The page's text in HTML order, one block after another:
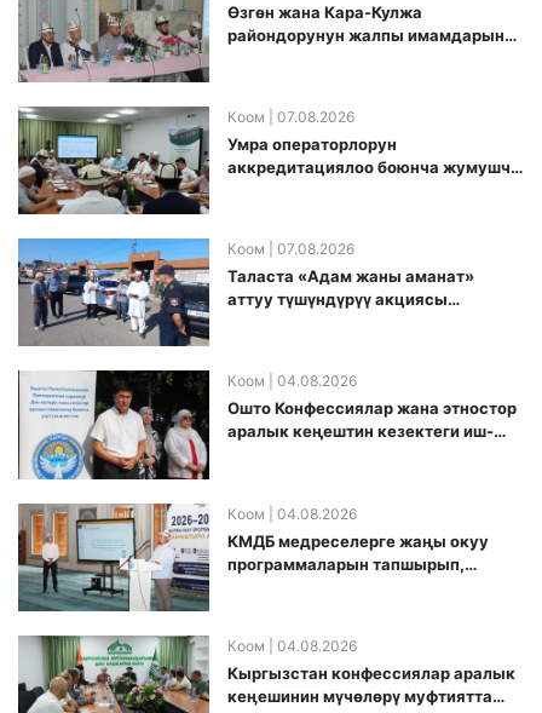
Өзгөн жана Кара-Кулжа
райондорунун жалпы имамдарына
Коом | 07.08.2026
Умра операторлорун
аккредитациялоо боюнча жумушчу
Коом | 07.08.2026
Таласта «Адам жаны аманат»
аттуу түшүндүрүү акциясы
Коом | 04.08.2026
Ошто Конфессиялар жана этностор
аралык кеңештин кезектеги иш-
Коом | 04.08.2026
КМДБ медреселерге жаңы окуу
программаларын тапшырып,
Коом | 04.08.2026
Кыргызстан конфессиялар аралык
кеӊешинин мүчөлөрү муфтиятта